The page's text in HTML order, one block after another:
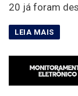
20 já foram